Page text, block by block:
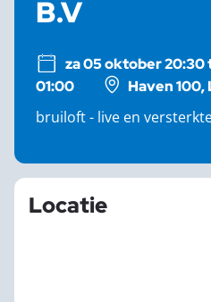
B.V
za 05 oktober
01:00
Haven
bruiloft - live en
Locatie